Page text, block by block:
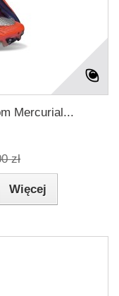
Mercurial...
zł
Więcej